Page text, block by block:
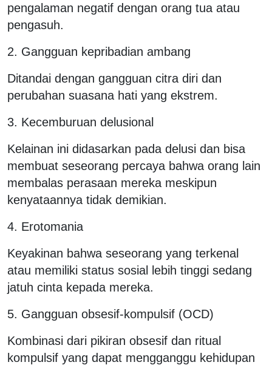
pengalaman negatif dengan orang tua atau
pengasuh.
2. Gangguan kepribadian ambang
Ditandai dengan gangguan citra diri dan
perubahan suasana hati yang ekstrem.
3. Kecemburuan delusional
Kelainan ini didasarkan pada delusi dan bisa
membuat seseorang percaya bahwa orang lain
membalas perasaan mereka meskipun
kenyataannya tidak demikian.
4. Erotomania
Keyakinan bahwa seseorang yang terkenal
atau memiliki status sosial lebih tinggi sedang
jatuh cinta kepada mereka.
5. Gangguan obsesif-kompulsif (OCD)
Kombinasi dari pikiran obsesif dan ritual
kompulsif yang dapat mengganggu kehidupan